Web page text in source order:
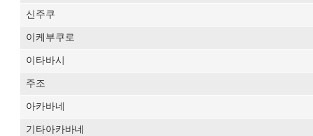
신주쿠
이케부쿠로
이타바시
주조
아카바네
기타아카바네